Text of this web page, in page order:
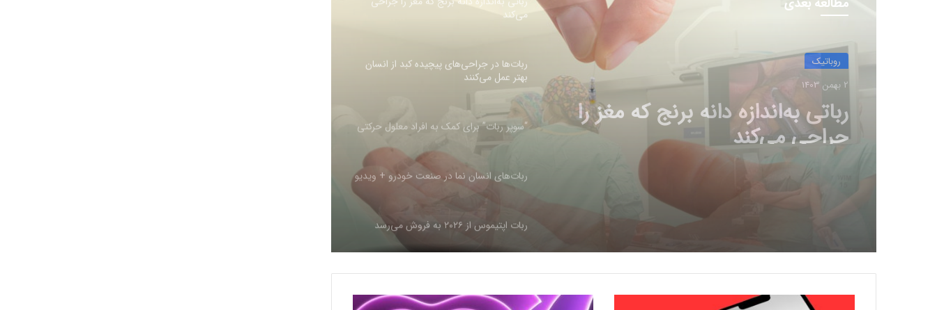
روباتيك
30 دی 1403
ربات‌ها در جراحی‌های پیچیده کبد
از انسان بهتر عمل می‌کنند
ربات‌ها در جراحی‌های پیچیده کبد از انسان
“سوپر ربات” برای کمک به افراد معلول حرکتی
ربات‌های انسان نما در صنعت خودرو + ویدیو
ربات اپتیموس از ۲۰۲۶ به فروش می‌رسد
ساخت رباتی برای پاکسازی استخر‌ها
شکست انسان در برابر ربات پینگ‌پنگ‌باز
پ